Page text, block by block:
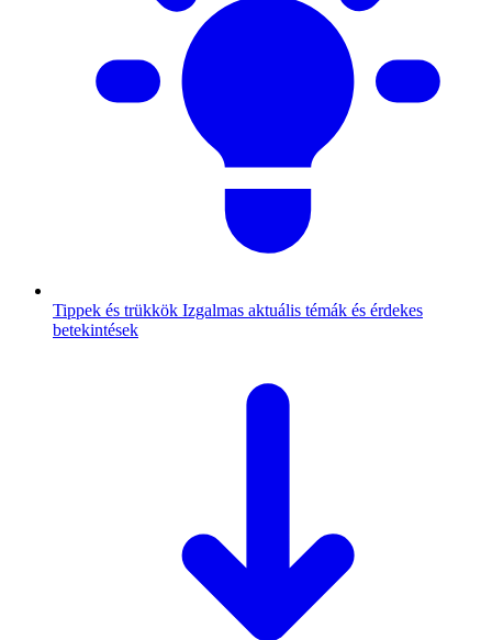
Tippek és trükkök Izgalmas aktuális témák és érdekes
betekintések